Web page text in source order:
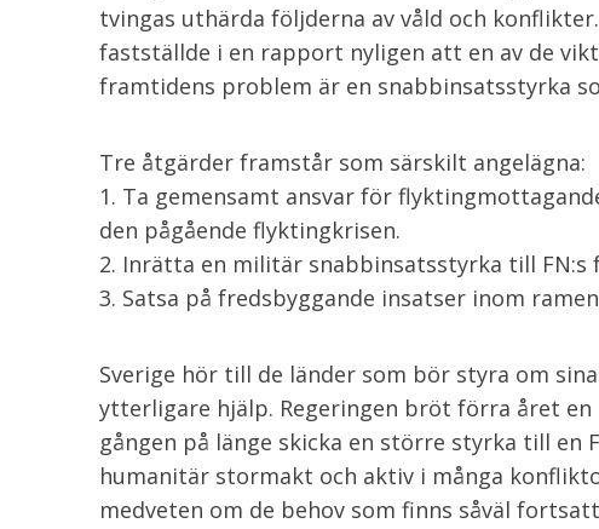
tvingas uthärda följderna av våld och
fastställde i en rapport nyligen att en av de
framtidens problem är en snabbinsatsstyrka
Tre åtgärder framstår som särskilt angelägna:
1. Ta gemensamt ansvar för
den pågående flyktingkrisen.
2. Inrätta en militär snabbinsatsstyrka till FN:s
3. Satsa på fredsbyggande insatser inom
Sverige hör till de länder som bör styra om
ytterligare hjälp. Regeringen bröt förra året
gången på länge skicka en större styrka till en
humanitär stormakt och aktiv i många
medveten om de behov som finns såväl